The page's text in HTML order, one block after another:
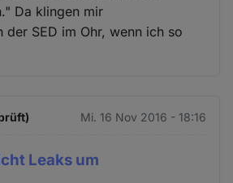
Da klingen mir
der SED im Ohr, wenn ich so
Mi. 16 Nov 2016 - 18:16
Leaks um